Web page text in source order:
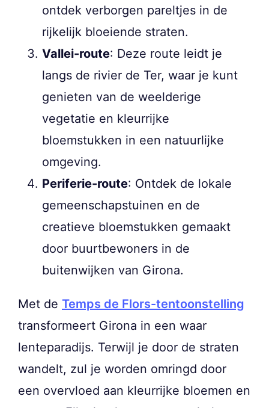
ontdek verborgen pareltjes in de
rijkelijk bloeiende straten.
Vallei-route: Deze route leidt je
langs de rivier de Ter, waar je kunt
genieten van de weelderige
vegetatie en kleurrijke
bloemstukken in een natuurlijke
omgeving.
Periferie-route: Ontdek de lokale
gemeenschapstuinen en de
creatieve bloemstukken gemaakt
door buurtbewoners in de
buitenwijken van Girona.
Met de Temps de Flors-tentoonstelling
transformeert Girona in een waar
lenteparadijs. Terwijl je door de straten
wandelt, zul je worden omringd door
een overvloed aan kleurrijke bloemen en